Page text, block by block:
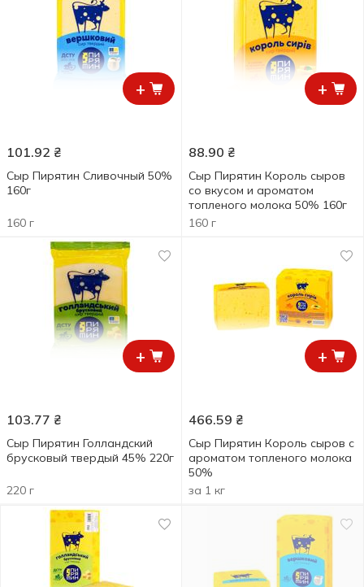
+
101.92 ₴
Сыр Пирятин Сливочный 50%
160г
160 г
+
88.90 ₴
Сыр Пирятин Король сыров
со вкусом и ароматом
топленого молока 50% 160г
160 г
+
103.77 ₴
Сыр Пирятин Голландский
брусковый твердый 45% 220г
220 г
+
466.59 ₴
Сыр Пирятин Король сыров с
ароматом топленого молока
50%
за 1 кг